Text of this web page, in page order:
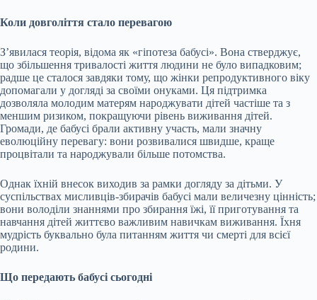
Коли довголіття стало перевагою
З’явилася теорія, відома як «гіпотеза бабусі». Вона стверджує,
що збільшення тривалості життя людини не було випадковим;
радше це сталося завдяки тому, що жінки репродуктивного віку
допомагали у догляді за своїми онуками. Ця підтримка
дозволяла молодим матерям народжувати дітей частіше та з
меншим ризиком, покращуючи рівень виживання дітей.
Громади, де бабусі брали активну участь, мали значну
еволюційну перевагу: вони розвивалися швидше, краще
процвітали та народжували більше потомства.
Однак їхній внесок виходив за рамки догляду за дітьми. У
суспільствах мисливців-збирачів бабусі мали величезну цінність;
вони володіли знаннями про збирання їжі, її приготування та
навчання дітей життєво важливим навичкам виживання. Їхня
мудрість буквально була питанням життя чи смерті для всієї
родини.
Що передають бабусі сьогодні